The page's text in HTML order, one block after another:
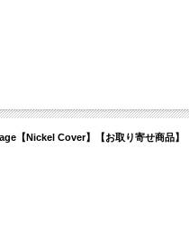
【Nickel Cover】【お取り寄せ商品】